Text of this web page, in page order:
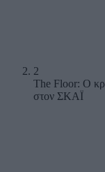
2
The Floor: Ο
στον ΣΚΑΪ